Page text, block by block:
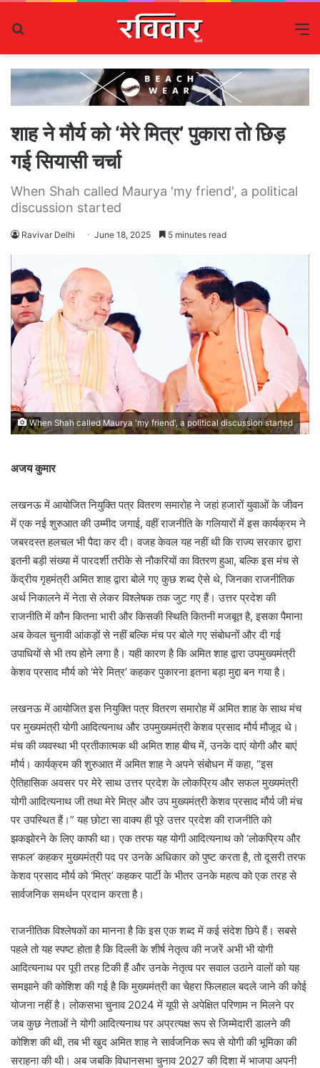
शाह ने मौर्य को ‘मेरे मित्र’ पुकारा तो छिड़
गई सियासी चर्चा
When Shah called Maurya 'my friend', a political
discussion started
Ravivar Delhi June 18, 2025 5 minutes read
When Shah called Maurya 'my friend', a political discussion started
अजय कुमार
लखनऊ में आयोजित नियुक्ति पत्र वितरण समारोह ने जहां हजारों युवाओं के जीवन
में एक नई शुरुआत की उम्मीद जगाई, वहीं राजनीति के गलियारों में इस कार्यक्रम ने
जबरदस्त हलचल भी पैदा कर दी। वजह केवल यह नहीं थी कि राज्य सरकार द्वारा
इतनी बड़ी संख्या में पारदर्शी तरीके से नौकरियों का वितरण हुआ, बल्कि इस मंच से
केंद्रीय गृहमंत्री अमित शाह द्वारा बोले गए कुछ शब्द ऐसे थे, जिनका राजनीतिक
अर्थ निकालने में नेता से लेकर विश्लेषक तक जुट गए हैं। उत्तर प्रदेश की
राजनीति में कौन कितना भारी और किसकी स्थिति कितनी मजबूत है, इसका पैमाना
अब केवल चुनावी आंकड़ों से नहीं बल्कि मंच पर बोले गए संबोधनों और दी गई
उपाधियों से भी तय होने लगा है। यही कारण है कि अमित शाह द्वारा उपमुख्यमंत्री
केशव प्रसाद मौर्य को ‘मेरे मित्र’ कहकर पुकारना इतना बड़ा मुद्दा बन गया है।
लखनऊ में आयोजित इस नियुक्ति पत्र वितरण समारोह में अमित शाह के साथ मंच
पर मुख्यमंत्री योगी आदित्यनाथ और उपमुख्यमंत्री केशव प्रसाद मौर्य मौजूद थे।
मंच की व्यवस्था भी प्रतीकात्मक थी अमित शाह बीच में, उनके दाएं योगी और बाएं
मौर्य। कार्यक्रम की शुरुआत में अमित शाह ने अपने संबोधन में कहा, “इस
ऐतिहासिक अवसर पर मेरे साथ उत्तर प्रदेश के लोकप्रिय और सफल मुख्यमंत्री
योगी आदित्यनाथ जी तथा मेरे मित्र और उप मुख्यमंत्री केशव प्रसाद मौर्य जी मंच
पर उपस्थित हैं।” यह छोटा सा वाक्य ही पूरे उत्तर प्रदेश की राजनीति को
झकझोरने के लिए काफी था। एक तरफ यह योगी आदित्यनाथ को ‘लोकप्रिय और
सफल’ कहकर मुख्यमंत्री पद पर उनके अधिकार को पुष्ट करता है, तो दूसरी तरफ
केशव प्रसाद मौर्य को ‘मित्र’ कहकर पार्टी के भीतर उनके महत्व को एक तरह से
सार्वजनिक समर्थन प्रदान करता है।
राजनीतिक विश्लेषकों का मानना है कि इस एक शब्द में कई संदेश छिपे हैं। सबसे
पहले तो यह स्पष्ट होता है कि दिल्ली के शीर्ष नेतृत्व की नजरें अभी भी योगी
आदित्यनाथ पर पूरी तरह टिकी हैं और उनके नेतृत्व पर सवाल उठाने वालों को यह
समझाने की कोशिश की गई है कि मुख्यमंत्री का चेहरा फिलहाल बदले जाने की कोई
योजना नहीं है। लोकसभा चुनाव 2024 में यूपी से अपेक्षित परिणाम न मिलने पर
जब कुछ नेताओं ने योगी आदित्यनाथ पर अप्रत्यक्ष रूप से जिम्मेदारी डालने की
कोशिश की थी, तब भी खुद अमित शाह ने सार्वजनिक रूप से योगी की भूमिका की
सराहना की थी। अब जबकि विधानसभा चुनाव 2027 की दिशा में भाजपा अपनी